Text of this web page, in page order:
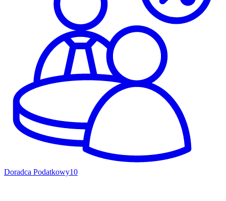
Doradca Podatkowy10